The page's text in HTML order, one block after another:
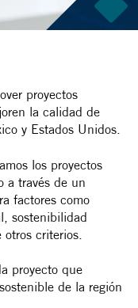
proyectos
la calidad de
y Estados Unidos.
los proyectos
a través de un
factores como
sostenibilidad
criterios.
proyecto que
de la región